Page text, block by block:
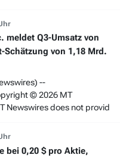
meldet Q3-Umsatz von
Schätzung von 1,18 Mrd.
--
© 2026 MT
Newswires does not provid
bei 0,20 $ pro Aktie,